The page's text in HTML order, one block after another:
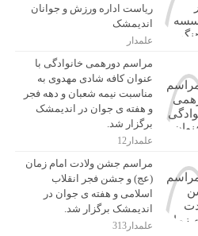
ریاست اداره ورزش و جوانان
اندیمشک
علمدار
مراسم دورهمی خانوادگی با
عنوان کافه شادی مهدوی به
مناسبت نیمه شعبان و دهه فجر
و هفته ی جوان در اندیمشک
برگزار شد.
علمدار12
مراسم جشن ولادت امام زمان
(عج) و جشن فجر انقلاب
اسلامی و هفته ی جوان در
اندیمشک برگزار شد.
علمدار313